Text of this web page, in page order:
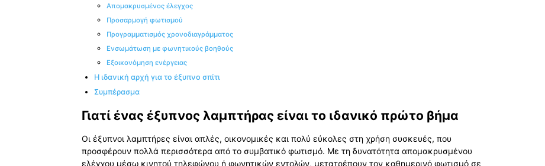
Απομακρυσμένος έλεγχος
Προσαρμογή φωτισμού
Προγραμματισμός χρονοδιαγράμματος
Ενσωμάτωση με φωνητικούς βοηθούς
Εξοικονόμηση ενέργειας
Η ιδανική αρχή για το έξυπνο σπίτι
Συμπέρασμα
Γιατί ένας έξυπνος λαμπτήρας είναι το ιδανικό πρώτο βήμα
Οι έξυπνοι λαμπτήρες είναι απλές, οικονομικές και πολύ εύκολες στη χρήση συσκευές, που
προσφέρουν πολλά περισσότερα από το συμβατικό φωτισμό. Με τη δυνατότητα απομακρυσμένου
ελέγχου μέσω κινητού τηλεφώνου ή φωνητικών εντολών, μετατρέπουν τον καθημερινό φωτισμό σε